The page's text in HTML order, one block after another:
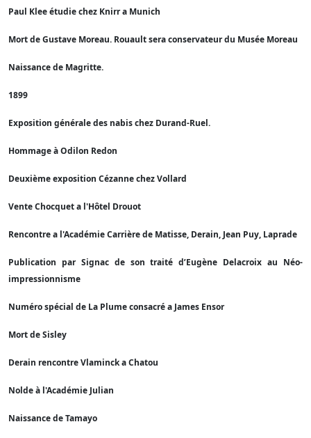
Paul Klee étudie chez Knirr a Munich
Mort de Gustave Moreau. Rouault sera conservateur du Musée Moreau
Naissance de Magritte.
1899
Exposition générale des nabis chez Durand-Ruel.
Hommage à Odilon Redon
Deuxième exposition Cézanne chez Vollard
Vente Chocquet a l'Hôtel Drouot
Rencontre a l'Académie Carrière de Matisse, Derain, Jean Puy, Laprade
Publication par Signac de son traité d’Eugène Delacroix au Néo-
impressionnisme
Numéro spécial de La Plume consacré a James Ensor
Mort de Sisley
Derain rencontre Vlaminck a Chatou
Nolde à l'Académie Julian
Naissance de Tamayo